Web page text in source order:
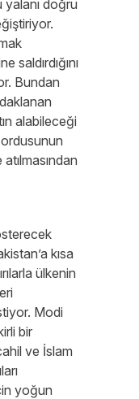
doğru
saldırdığını
Bundan
alabileceği
kısa
ülkenin
Modi
bir
ve İslam
yoğun